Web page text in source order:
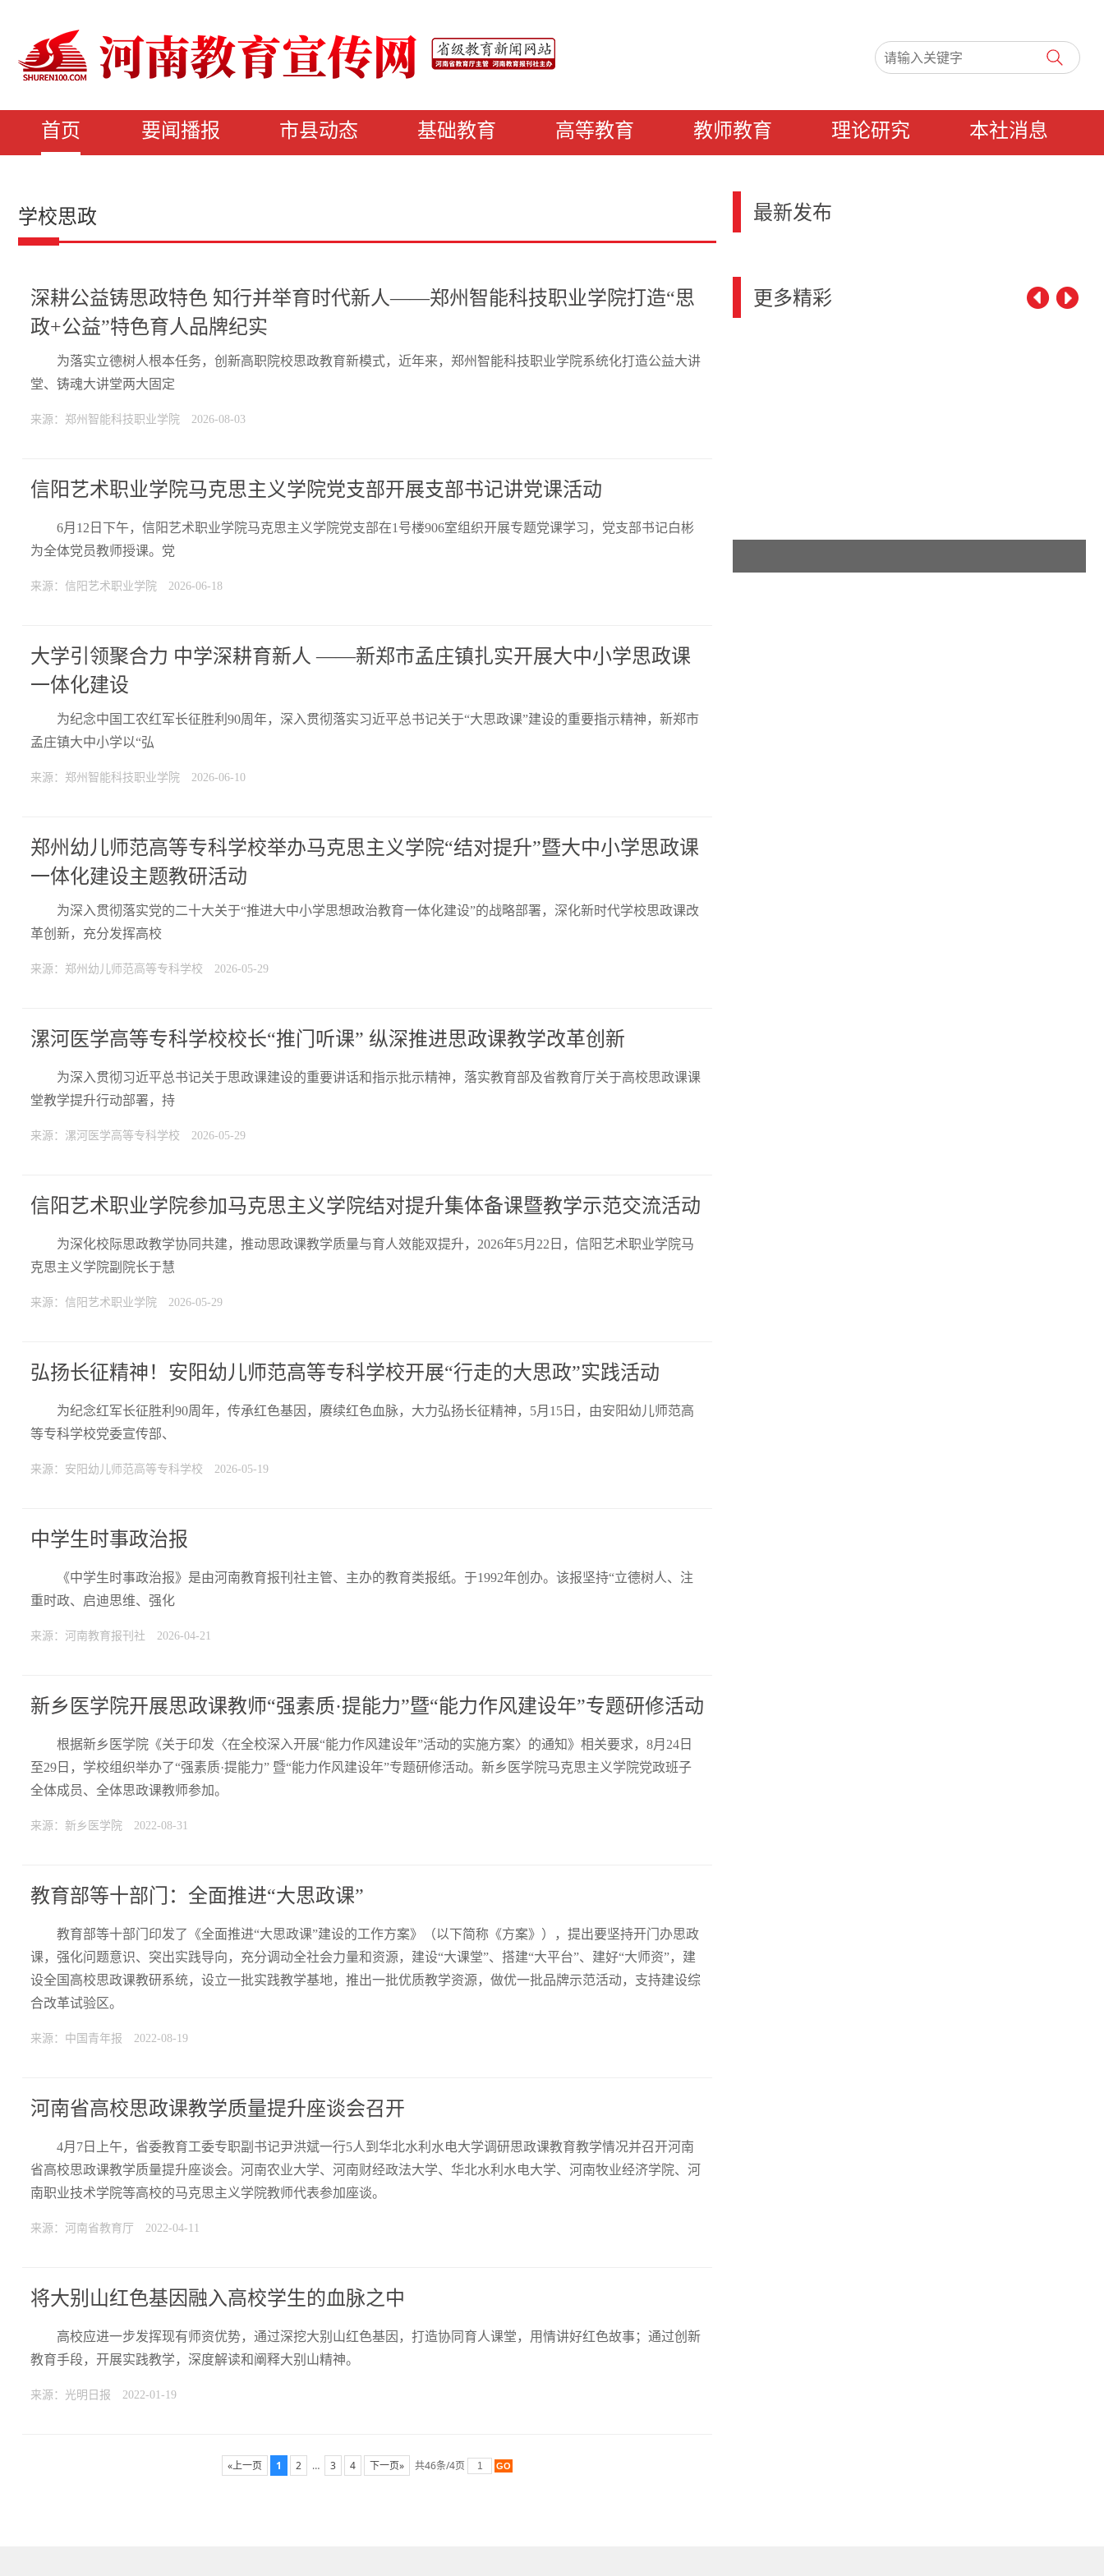
首页 要闻播报 市县动态 基础教育 高等教育 教师教育 理论研究 本社消息
学校思政
深耕公益铸思政特色 知行并举育时代新人——郑州智能科技职业学院打造“思
政+公益”特色育人品牌纪实
为落实立德树人根本任务，创新高职院校思政教育新模式，近年来，郑州智能科技职业学院系统化打造公益大讲
堂、铸魂大讲堂两大固定
来源：郑州智能科技职业学院 2026-08-03
信阳艺术职业学院马克思主义学院党支部开展支部书记讲党课活动
6月12日下午，信阳艺术职业学院马克思主义学院党支部在1号楼906室组织开展专题党课学习，党支部书记白彬
为全体党员教师授课。党
来源：信阳艺术职业学院 2026-06-18
大学引领聚合力 中学深耕育新人 ——新郑市孟庄镇扎实开展大中小学思政课
一体化建设
为纪念中国工农红军长征胜利90周年，深入贯彻落实习近平总书记关于“大思政课”建设的重要指示精神，新郑市
孟庄镇大中小学以“弘
来源：郑州智能科技职业学院 2026-06-10
郑州幼儿师范高等专科学校举办马克思主义学院“结对提升”暨大中小学思政课
一体化建设主题教研活动
为深入贯彻落实党的二十大关于“推进大中小学思想政治教育一体化建设”的战略部署，深化新时代学校思政课改
革创新，充分发挥高校
来源：郑州幼儿师范高等专科学校 2026-05-29
漯河医学高等专科学校校长“推门听课” 纵深推进思政课教学改革创新
为深入贯彻习近平总书记关于思政课建设的重要讲话和指示批示精神，落实教育部及省教育厅关于高校思政课课
堂教学提升行动部署，持
来源：漯河医学高等专科学校 2026-05-29
信阳艺术职业学院参加马克思主义学院结对提升集体备课暨教学示范交流活动
为深化校际思政教学协同共建，推动思政课教学质量与育人效能双提升，2026年5月22日，信阳艺术职业学院马
克思主义学院副院长于慧
来源：信阳艺术职业学院 2026-05-29
弘扬长征精神！安阳幼儿师范高等专科学校开展“行走的大思政”实践活动
为纪念红军长征胜利90周年，传承红色基因，赓续红色血脉，大力弘扬长征精神，5月15日，由安阳幼儿师范高
等专科学校党委宣传部、
来源：安阳幼儿师范高等专科学校 2026-05-19
中学生时事政治报
《中学生时事政治报》是由河南教育报刊社主管、主办的教育类报纸。于1992年创办。该报坚持“立德树人、注
重时政、启迪思维、强化
来源：河南教育报刊社 2026-04-21
新乡医学院开展思政课教师“强素质·提能力”暨“能力作风建设年”专题研修活动
根据新乡医学院《关于印发〈在全校深入开展“能力作风建设年”活动的实施方案〉的通知》相关要求，8月24日
至29日，学校组织举办了“强素质·提能力” 暨“能力作风建设年”专题研修活动。新乡医学院马克思主义学院党政班子
全体成员、全体思政课教师参加。
来源：新乡医学院 2022-08-31
教育部等十部门：全面推进“大思政课”
教育部等十部门印发了《全面推进“大思政课”建设的工作方案》（以下简称《方案》），提出要坚持开门办思政
课，强化问题意识、突出实践导向，充分调动全社会力量和资源，建设“大课堂”、搭建“大平台”、建好“大师资”，建
设全国高校思政课教研系统，设立一批实践教学基地，推出一批优质教学资源，做优一批品牌示范活动，支持建设综
合改革试验区。
来源：中国青年报 2022-08-19
河南省高校思政课教学质量提升座谈会召开
4月7日上午，省委教育工委专职副书记尹洪斌一行5人到华北水利水电大学调研思政课教育教学情况并召开河南
省高校思政课教学质量提升座谈会。河南农业大学、河南财经政法大学、华北水利水电大学、河南牧业经济学院、河
南职业技术学院等高校的马克思主义学院教师代表参加座谈。
来源：河南省教育厅 2022-04-11
将大别山红色基因融入高校学生的血脉之中
高校应进一步发挥现有师资优势，通过深挖大别山红色基因，打造协同育人课堂，用情讲好红色故事；通过创新
教育手段，开展实践教学，深度解读和阐释大别山精神。
来源：光明日报 2022-01-19
«上一页 1 2 … 3 4 下一页» 共46条/4页
最新发布
更多精彩